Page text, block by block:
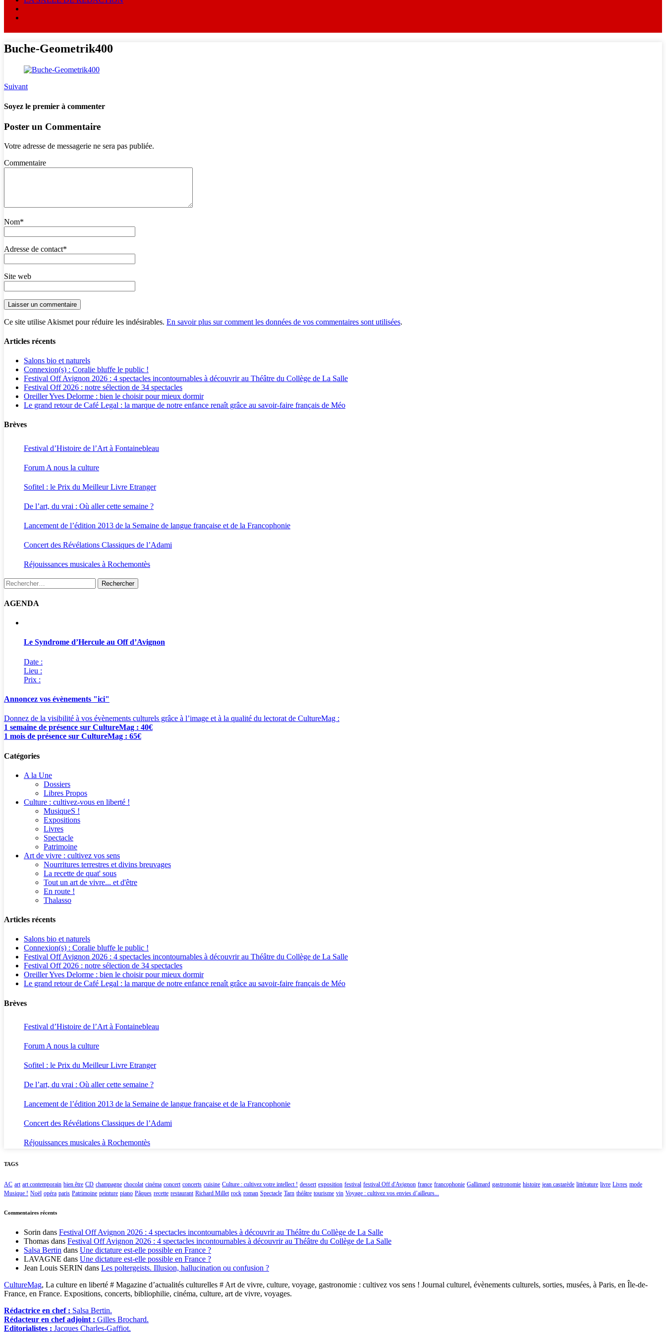
Buche-Geometrik400
Suivant
Soyez le premier à commenter
Poster un Commentaire
Votre adresse de messagerie ne sera pas publiée.
Commentaire
Nom*
Adresse de contact*
Site web
Ce site utilise Akismet pour réduire les indésirables. En savoir plus sur comment les données de vos commentaires sont utilisées.
Articles récents
Salons bio et naturels
Connexion(s) : Coralie bluffe le public !
Festival Off Avignon 2026 : 4 spectacles incontournables à découvrir au Théâtre du Collège de La Salle
Festival Off 2026 : notre sélection de 34 spectacles
Oreiller Yves Delorme : bien le choisir pour mieux dormir
Le grand retour de Café Legal : la marque de notre enfance renaît grâce au savoir-faire français de Méo
Brèves
Festival d’Histoire de l’Art à Fontainebleau
Forum A nous la culture
Sofitel : le Prix du Meilleur Livre Etranger
De l’art, du vrai : Où aller cette semaine ?
Lancement de l’édition 2013 de la Semaine de langue française et de la Francophonie
Concert des Révélations Classiques de l’Adami
Réjouissances musicales à Rochemontès
Rechercher :
AGENDA
Le Syndrome d’Hercule au Off d’Avignon
Date :
Lieu :
Prix :
Annoncez vos évènements "ici"
Donnez de la visibilité à vos évènements culturels grâce à l’image et à la qualité du lectorat de CultureMag :
1 semaine de présence sur CultureMag : 40€
1 mois de présence sur CultureMag : 65€
Catégories
A la Une
Dossiers
Libres Propos
Culture : cultivez-vous en liberté !
MusiqueS !
Expositions
Livres
Spectacle
Patrimoine
Art de vivre : cultivez vos sens
Nourritures terrestres et divins breuvages
La recette de quat' sous
Tout un art de vivre... et d'être
En route !
Thalasso
Articles récents
Salons bio et naturels
Connexion(s) : Coralie bluffe le public !
Festival Off Avignon 2026 : 4 spectacles incontournables à découvrir au Théâtre du Collège de La Salle
Festival Off 2026 : notre sélection de 34 spectacles
Oreiller Yves Delorme : bien le choisir pour mieux dormir
Le grand retour de Café Legal : la marque de notre enfance renaît grâce au savoir-faire français de Méo
Brèves
Festival d’Histoire de l’Art à Fontainebleau
Forum A nous la culture
Sofitel : le Prix du Meilleur Livre Etranger
De l’art, du vrai : Où aller cette semaine ?
Lancement de l’édition 2013 de la Semaine de langue française et de la Francophonie
Concert des Révélations Classiques de l’Adami
Réjouissances musicales à Rochemontès
TAGS
AC art art contemporain bien être CD champagne chocolat cinéma concert concerts cuisine Culture : cultivez votre intellect ! dessert exposition festival festival Off d'Avignon france francophonie Gallimard gastronomie histoire jean castarède littérature livre Livres mode
Musique ! Noël opéra paris Patrimoine peinture piano Pâques recette restaurant Richard Millet rock roman Spectacle Tarn théâtre tourisme vin Voyage : cultivez vos envies d’ailleurs...
Commentaires récents
Sorin dans Festival Off Avignon 2026 : 4 spectacles incontournables à découvrir au Théâtre du Collège de La Salle
Thomas dans Festival Off Avignon 2026 : 4 spectacles incontournables à découvrir au Théâtre du Collège de La Salle
Salsa Bertin dans Une dictature est-elle possible en France ?
LAVAGNE dans Une dictature est-elle possible en France ?
Jean Louis SERIN dans Les poltergeists. Illusion, hallucination ou confusion ?
CultureMag, La culture en liberté # Magazine d’actualités culturelles # Art de vivre, culture, voyage, gastronomie : cultivez vos sens ! Journal culturel, évènements culturels, sorties, musées, à Paris, en Île-de-
France, en France. Expositions, concerts, bibliophilie, cinéma, culture, art de vivre, voyages.
Rédactrice en chef : Salsa Bertin.
Rédacteur en chef adjoint : Gilles Brochard.
Editorialistes : Jacques Charles-Gaffiot.